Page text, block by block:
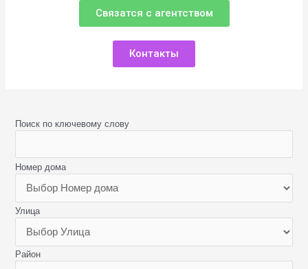
Связатся с агентством
Контакты
Поиск по ключевому слову
Номер дома
Улица
Район